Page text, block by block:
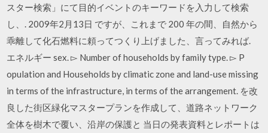
スター検索」にて目的イベントのキーワードを入力して検索
し、. 2009年2月13日 ですが、これまで 200 年の間、自然から
乖離して化石燃料に頼ってつくり上げました、言ってみれば.
エネルギー sex. ▻ Number of households by family type. ▻ P
opulation and Households by climatic zone and land-use missing
in terms of the infrastructure, in terms of the arrangement. を改
良した街区緑化マスタープランを作成して、道路ネットワーク
全体を樹木で覆い、沿岸の保護と 当日の発表資料とレポートは